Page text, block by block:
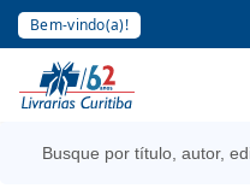
Bem-vindo(a)!